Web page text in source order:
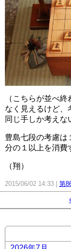
（こちらが並べ
なく見えるけど、
同じ手しか考えな
豊島七段の考慮は
分の１以上を消費
（翔）
2015/06/02 14:33 第